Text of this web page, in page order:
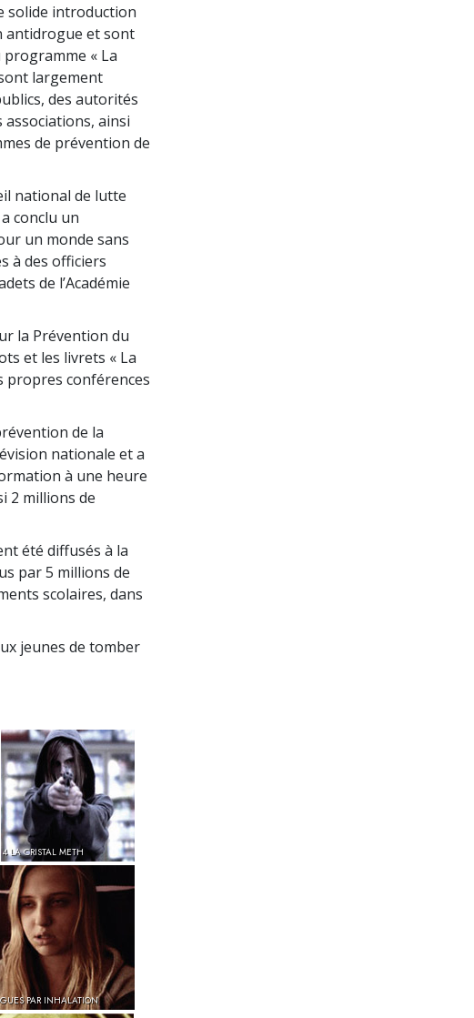
solide introduction
antidrogue et sont
programme « La
largement
des autorités
associations, ainsi
de prévention de
national de lutte
conclu un
un monde sans
à des officiers
de l’Académie
la Prévention du
et les livrets « La
propres conférences
de la
nationale et a
à une heure
2 millions de
été diffusés à la
par 5 millions de
scolaires, dans
jeunes de tomber
4 LA CRISTAL METH
PAR INHALATION